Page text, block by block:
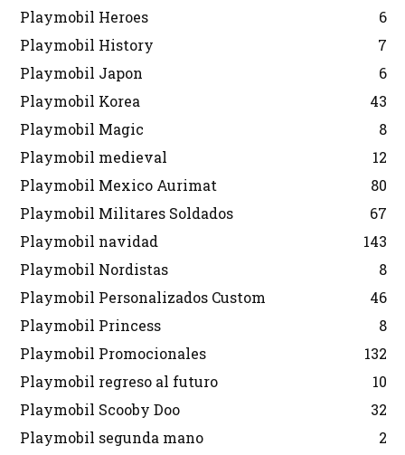
Playmobil Heroes
6
Playmobil History
7
Playmobil Japon
6
Playmobil Korea
43
Playmobil Magic
8
Playmobil medieval
12
Playmobil Mexico Aurimat
80
Playmobil Militares Soldados
67
Playmobil navidad
143
Playmobil Nordistas
8
Playmobil Personalizados Custom
46
Playmobil Princess
8
Playmobil Promocionales
132
Playmobil regreso al futuro
10
Playmobil Scooby Doo
32
Playmobil segunda mano
2